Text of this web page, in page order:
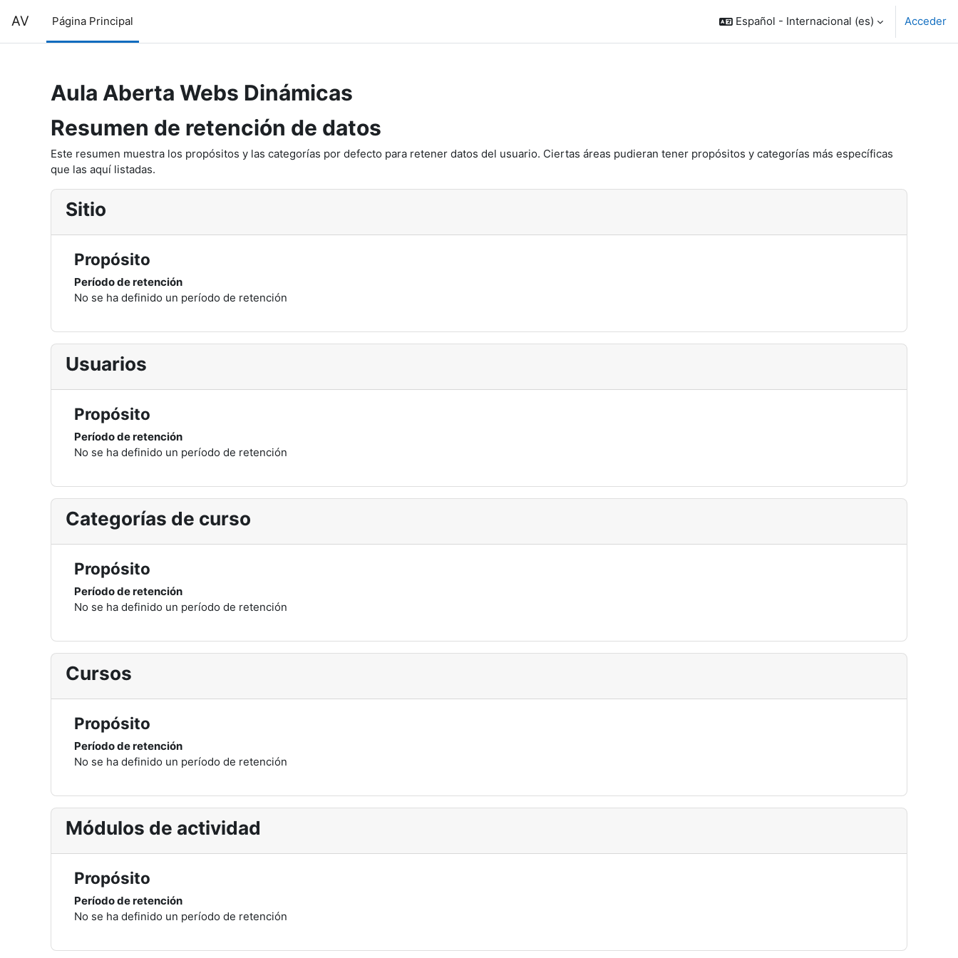
AV Página Principal Español - Internacional ‎(es)‎ Acceder
Aula Aberta Webs Dinámicas
Resumen de retención de datos
Este resumen muestra los propósitos y las categorías por defecto para retener datos del usuario. Ciertas áreas pudieran tener propósitos y categorías más específicas
que las aquí listadas.
Sitio
Propósito
Período de retención
No se ha definido un período de retención
Usuarios
Propósito
Período de retención
No se ha definido un período de retención
Categorías de curso
Propósito
Período de retención
No se ha definido un período de retención
Cursos
Propósito
Período de retención
No se ha definido un período de retención
Módulos de actividad
Propósito
Período de retención
No se ha definido un período de retención